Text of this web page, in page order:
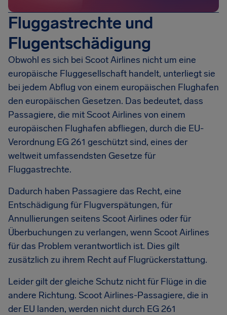
Fluggastrechte und
Flugentschädigung
Obwohl es sich bei Scoot Airlines nicht um eine
europäische Fluggesellschaft handelt, unterliegt sie
bei jedem Abflug von einem europäischen Flughafen
den europäischen Gesetzen. Das bedeutet, dass
Passagiere, die mit Scoot Airlines von einem
europäischen Flughafen abfliegen, durch die EU-
Verordnung EG 261 geschützt sind, eines der
weltweit umfassendsten Gesetze für
Fluggastrechte.
Dadurch haben Passagiere das Recht, eine
Entschädigung für Flugverspätungen, für
Annullierungen seitens Scoot Airlines oder für
Überbuchungen zu verlangen, wenn Scoot Airlines
für das Problem verantwortlich ist. Dies gilt
zusätzlich zu ihrem Recht auf Flugrückerstattung.
Leider gilt der gleiche Schutz nicht für Flüge in die
andere Richtung. Scoot Airlines-Passagiere, die in
der EU landen, werden nicht durch EG 261